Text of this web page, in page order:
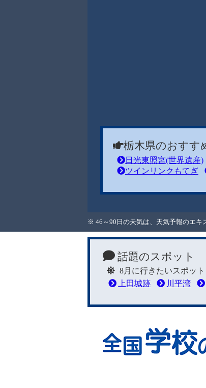
栃木県のおすす
日光東照宮(世界遺産)
ツインリンクもてぎ
※ 46～90日の天気は、天気予報のエキ
話題のスポット
8月に行きたいスポット
上田城跡
川平湾